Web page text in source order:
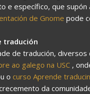
e específico, que supón
de Gnome pode
tradución
de tradución, diversos
ao galego na USC ,
o curso Aprende
da